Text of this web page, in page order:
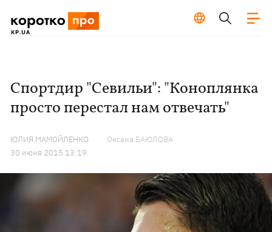
Спортдир "Севильи": "Коноплянка
просто перестал нам отвечать"
ЮЛИЯ МАМОЙЛЕНКО
Оксана БАЮЛОВА
30 июня 2015 13:19